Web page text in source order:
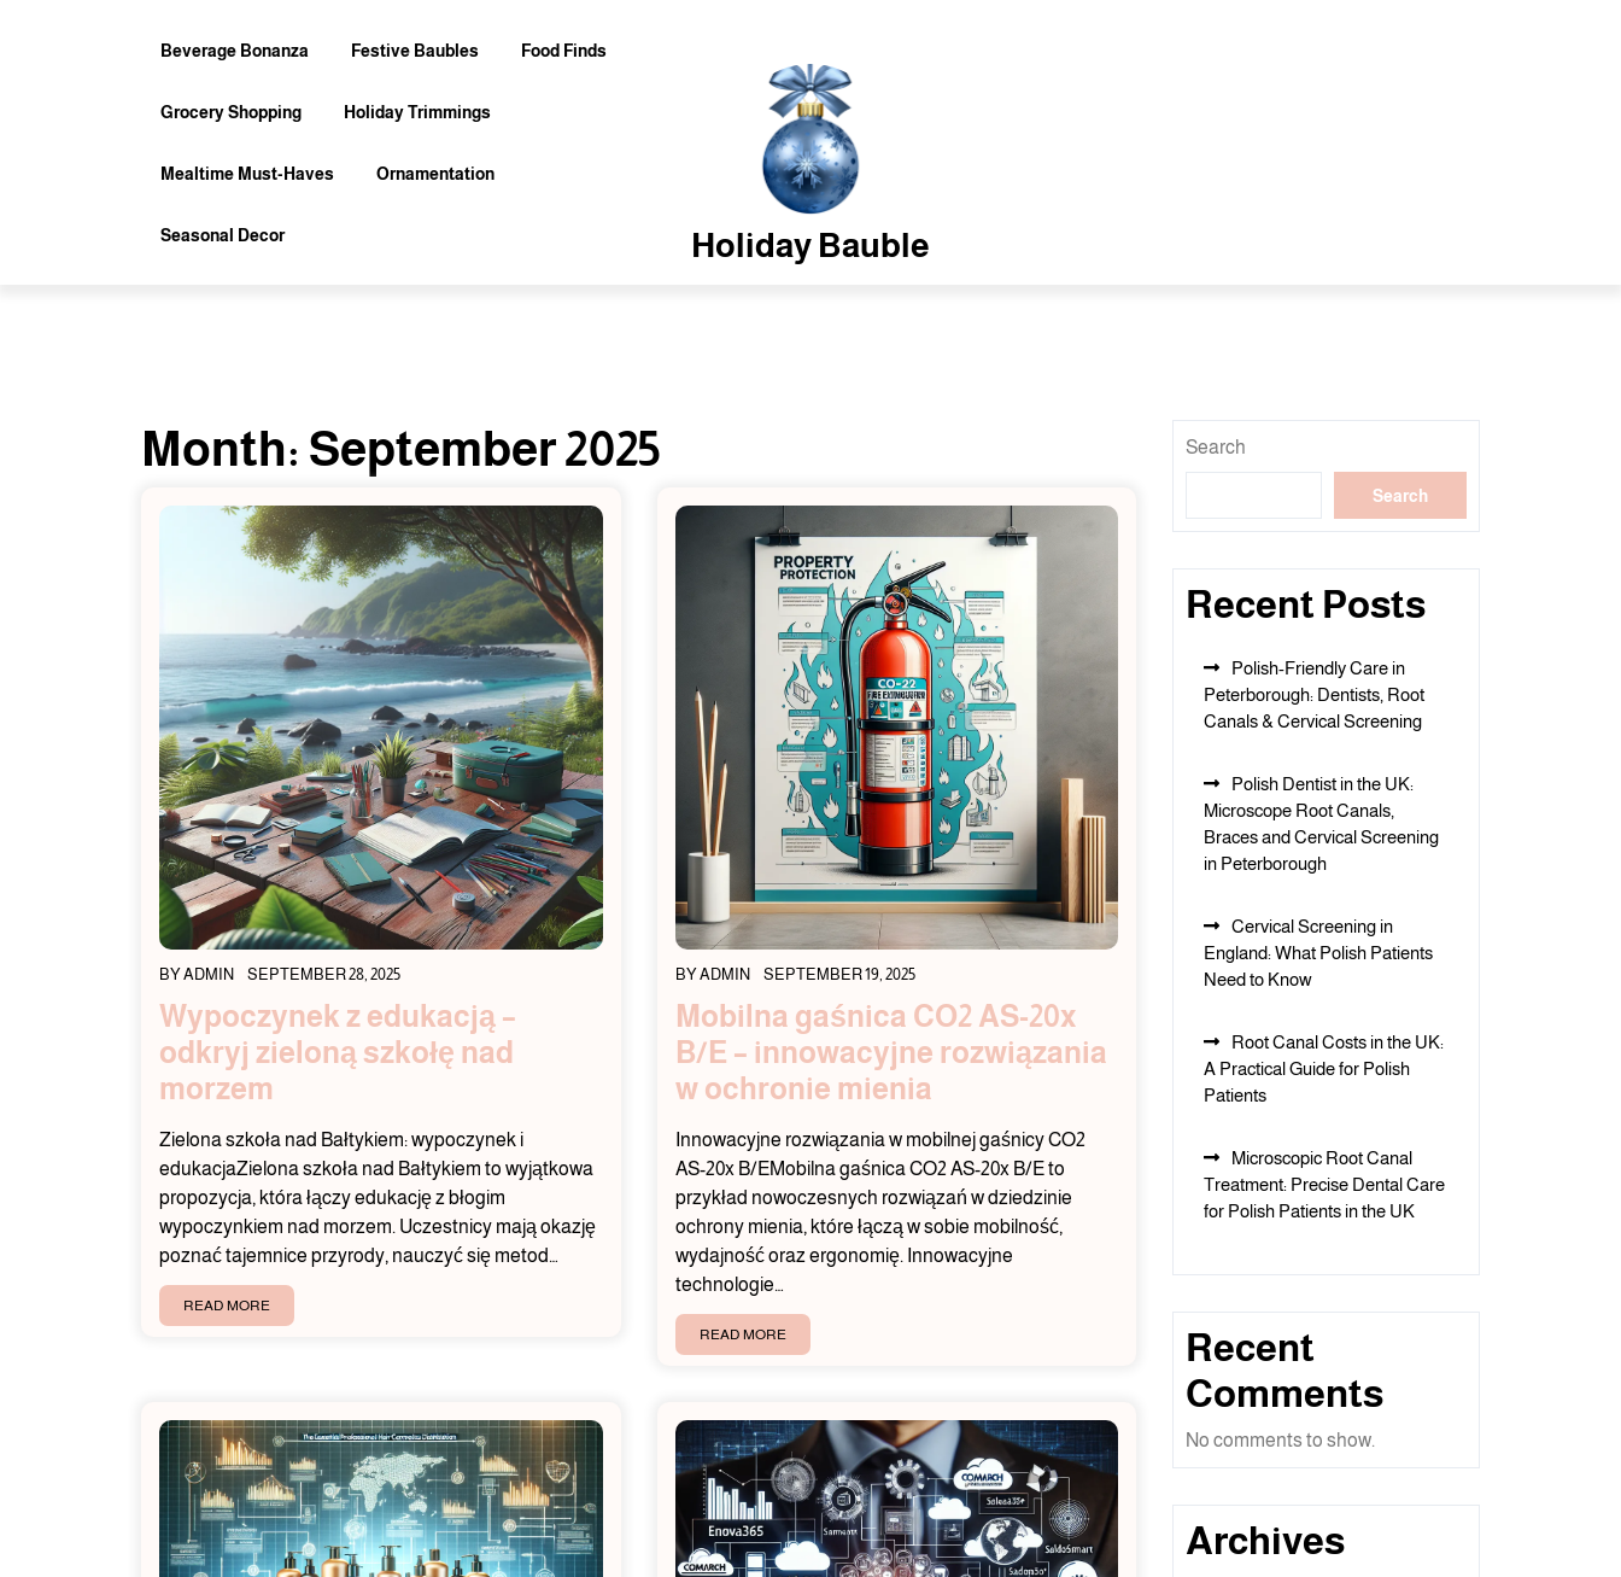
Beverage Bonanza Festive Baubles Food Finds
Grocery Shopping Holiday Trimmings
Mealtime Must-Haves Ornamentation
Seasonal Decor Holiday Bauble
Month: September 2025
BYADMIN SEPTEMBER 28, 2025
Wypoczynek z edukacją –
odkryj zieloną szkołę nad
morzem
Zielona szkoła nad Bałtykiem: wypoczynek i
edukacjaZielona szkoła nad Bałtykiem to wyjątkowa
propozycja, która łączy edukację z błogim
wypoczynkiem nad morzem. Uczestnicy mają okazję
poznać tajemnice przyrody, nauczyć się metod…
READ MORE
BYADMIN SEPTEMBER 19, 2025
Mobilna gaśnica CO2 AS-20x
B/E – innowacyjne rozwiązania
w ochronie mienia
Innowacyjne rozwiązania w mobilnej gaśnicy CO2
AS-20x B/EMobilna gaśnica CO2 AS-20x B/E to
przykład nowoczesnych rozwiązań w dziedzinie
ochrony mienia, które łączą w sobie mobilność,
wydajność oraz ergonomię. Innowacyjne
technologie…
READ MORE
Search
Search
Recent Posts
Polish-Friendly Care in
Peterborough: Dentists, Root
Canals & Cervical Screening
Polish Dentist in the UK:
Microscope Root Canals,
Braces and Cervical Screening
in Peterborough
Cervical Screening in
England: What Polish Patients
Need to Know
Root Canal Costs in the UK:
A Practical Guide for Polish
Patients
Microscopic Root Canal
Treatment: Precise Dental Care
for Polish Patients in the UK
Recent
Comments
No comments to show.
Archives